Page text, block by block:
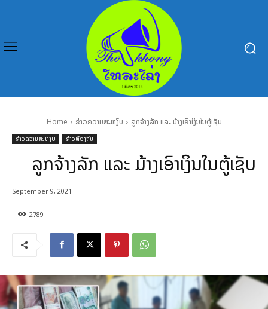
Home ຂ່າວຄວາມສະຫງົບ ລູກຈ້າງລັກ ແລະ ມ້າງເອົາເງິນໃນຕູ້ເຊັບ
ຂ່າວຄວາມສະຫງົບ ຂ່າວທ້ອງຖິ່ນ
ລູກຈ້າງລັກ ແລະ ມ້າງເອົາເງິນໃນຕູ້ເຊັບ
2789
September 9, 2021